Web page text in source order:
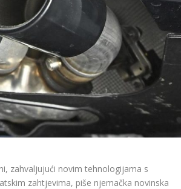
zahvaljujući novim tehnologijama s
zahtjevima, piše njemačka novinska